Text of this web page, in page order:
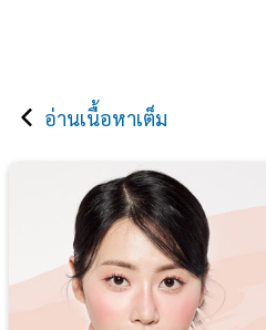
อ่านเนื้อหาเต็ม